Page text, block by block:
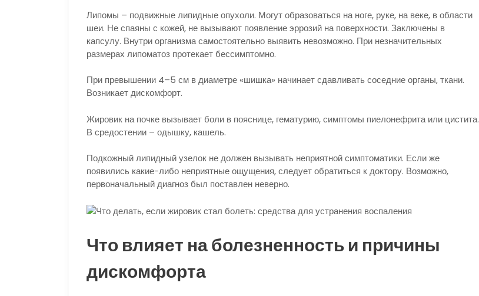
Липомы – подвижные липидные опухоли. Могут образоваться на ноге, руке, на веке, в области
шеи. Не спаяны с кожей, не вызывают появление эррозий на поверхности. Заключены в
капсулу. Внутри организма самостоятельно выявить невозможно. При незначительных
размерах липоматоз протекает бессимптомно.
При превышении 4–5 см в диаметре «шишка» начинает сдавливать соседние органы, ткани.
Возникает дискомфорт.
Жировик на почке вызывает боли в пояснице, гематурию, симптомы пиелонефрита или цистита.
В средостении – одышку, кашель.
Подкожный липидный узелок не должен вызывать неприятной симптоматики. Если же
появились какие-либо неприятные ощущения, следует обратиться к доктору. Возможно,
первоначальный диагноз был поставлен неверно.
Что влияет на болезненность и причины
дискомфорта